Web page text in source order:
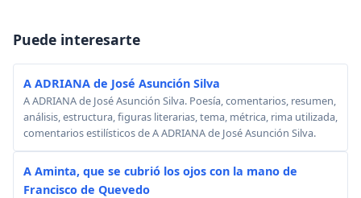
Puede interesarte
A ADRIANA de José Asunción Silva
A ADRIANA de José Asunción Silva. Poesía, comentarios, resumen,
análisis, estructura, figuras literarias, tema, métrica, rima utilizada,
comentarios estilísticos de A ADRIANA de José Asunción Silva.
A Aminta, que se cubrió los ojos con la mano de
Francisco de Quevedo